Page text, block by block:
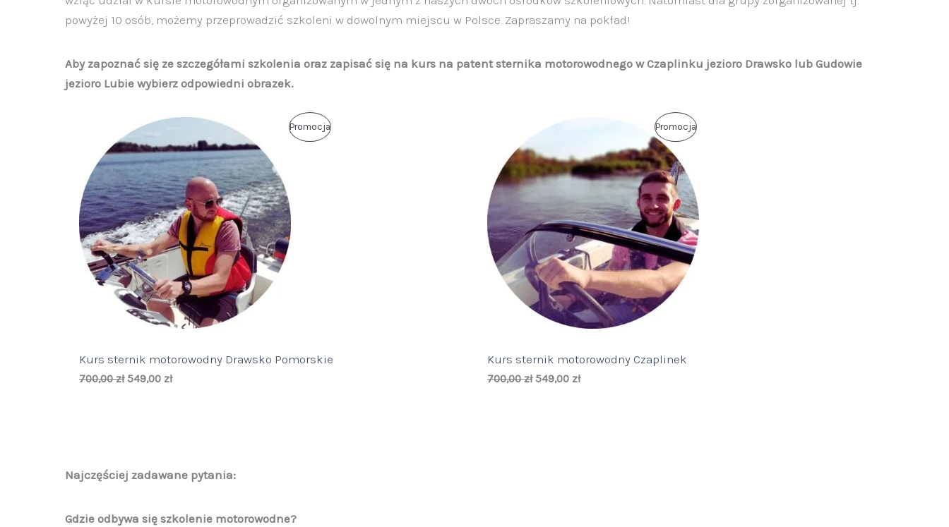
powyżej 10 osób, możemy przeprowadzić szkoleni w dowolnym miejscu w Polsce. Zapraszamy na pokład!
Aby zapoznać się ze szczegółami szkolenia oraz zapisać się na kurs na patent sternika motorowodnego w Czaplinku jezioro Drawsko lub Gudowie
jezioro Lubie wybierz odpowiedni obrazek.
PromocjaProdukt
Kurs sternik motorowodny Drawsko Pomorskie
700,00zł Pierwotna
549,00 złAktualna
PromocjaProdukt
Kurs sternik motorowodny Czaplinek
700,00zł Pierwotna
549,00 złAktualna
Najczęściej zadawane pytania:
Gdzie odbywa się szkolenie motorowodne?